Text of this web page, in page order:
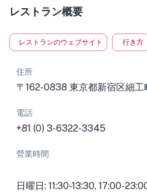
レストラン概要
レストランのウェブサイト 行き方
住所
〒162-0838 東京都新宿区細工
電話
+81 (0) 3-6322-3345
營業時間
日曜日: 11:30-13:30, 17:00-